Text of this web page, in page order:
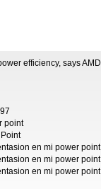
efficiency, says AMD
point
en mi power point
en mi power point
en mi power point